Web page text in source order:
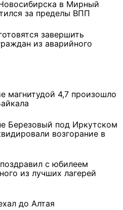
в Мирный
за пределы ВПП
завершить
из аварийного
магнитудой 4,7 произошло
Березовый под Иркутском
возгорание в
с юбилеем
из лучших лагерей
до Алтая